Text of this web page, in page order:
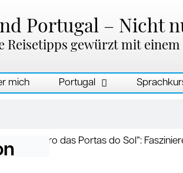
Portugal – Nicht
Reisetipps gewürzt mit
mich Portugal